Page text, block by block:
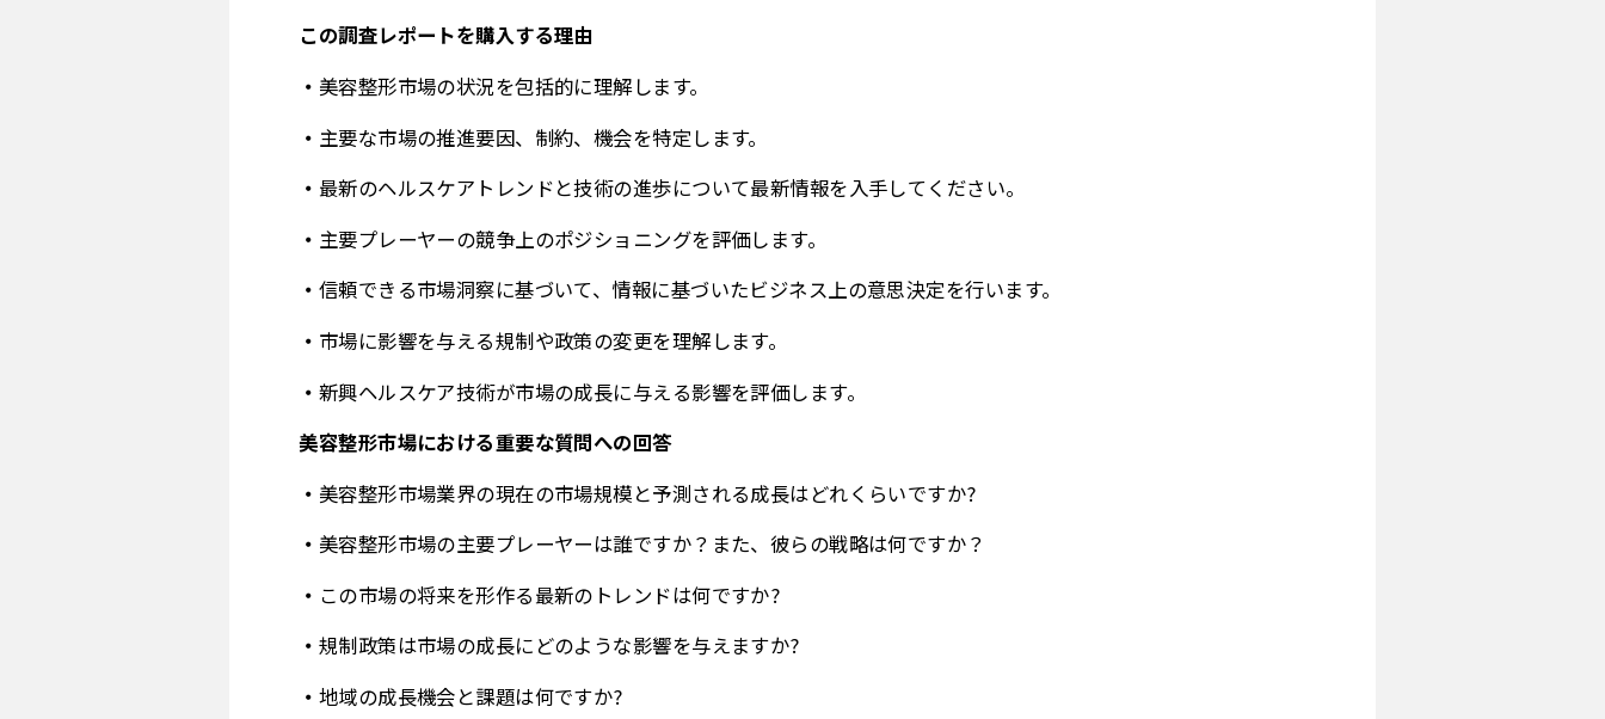
この調査レポートを購入する理由
美容整形市場の状況を包括的に理解します。
主要な市場の推進要因、制約、機会を特定します。
最新のヘルスケアトレンドと技術の進歩について最新情報を入手してください。
主要プレーヤーの競争上のポジショニングを評価します。
信頼できる市場洞察に基づいて、情報に基づいたビジネス上の意思決定を行います。
市場に影響を与える規制や政策の変更を理解します。
新興ヘルスケア技術が市場の成長に与える影響を評価します。
美容整形市場における重要な質問への回答
美容整形市場業界の現在の市場規模と予測される成長はどれくらいですか?
美容整形市場の主要プレーヤーは誰ですか？また、彼らの戦略は何ですか？
この市場の将来を形作る最新のトレンドは何ですか?
規制政策は市場の成長にどのような影響を与えますか?
地域の成長機会と課題は何ですか?